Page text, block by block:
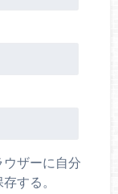
ザーに自分
する。